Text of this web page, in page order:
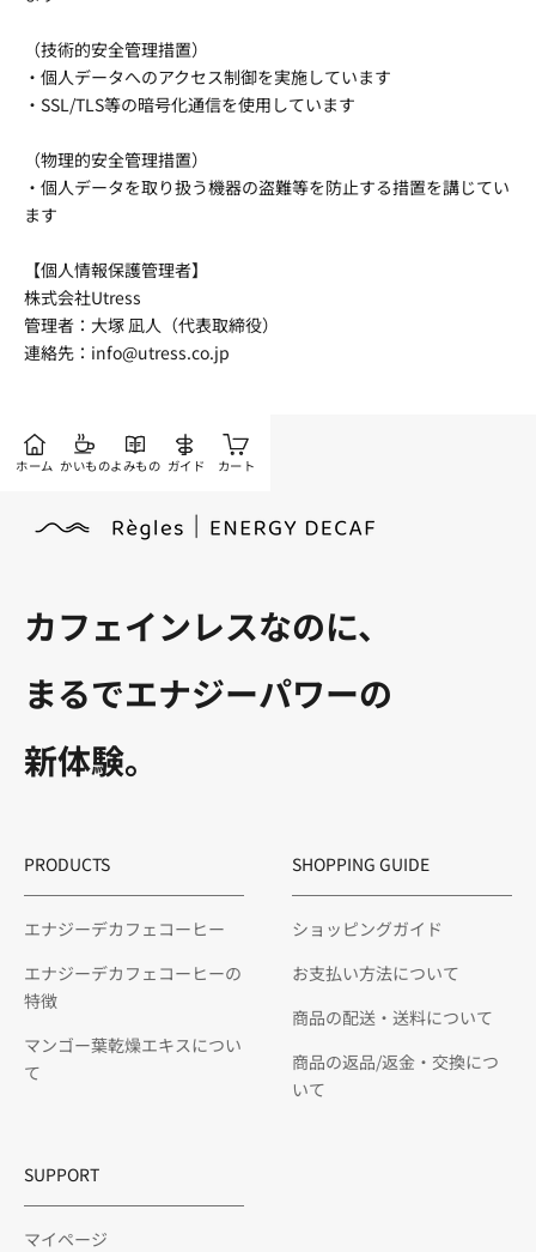
（技術的安全管理措置）
・個人データへのアクセス制御を実施しています
・SSL/TLS等の暗号化通信を使用しています
（物理的安全管理措置）
・個人データを取り扱う機器の盗難等を防止する措置を講じてい
ます
【個人情報保護管理者】
株式会社Utress
管理者：大塚 凪人（代表取締役）
連絡先：info@utress.co.jp
ホーム かいものよみもの ガイド カート
カフェインレスなのに、
まるでエナジーパワーの
新体験。
PRODUCTS
エナジーデカフェコーヒー
エナジーデカフェコーヒーの
特徴
マンゴー葉乾燥エキスについ
て
SHOPPING GUIDE
ショッピングガイド
お支払い方法について
商品の配送・送料について
商品の返品/返金・交換につ
いて
SUPPORT
マイページ